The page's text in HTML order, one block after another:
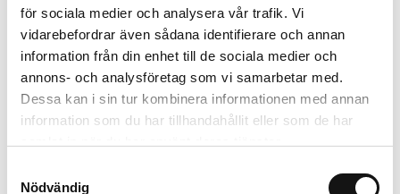
för sociala medier och analysera vår trafik. Vi
vidarebefordrar även sådana identifierare och annan
information från din enhet till de sociala medier och
annons- och analysföretag som vi samarbetar med.
Dessa kan i sin tur kombinera informationen med annan
information som du har tillhandahållit eller som de har
Nödvändig
Lägg i varukorgen
Trygg betalning
Ekologiskt utbud
Valbara fraktmetoder
Beskrivning